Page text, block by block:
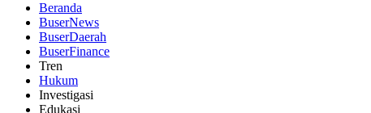
Beranda
BuserNews
BuserDaerah
BuserFinance
Tren
Hukum
Investigasi
Edukasi